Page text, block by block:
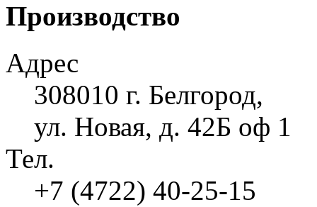
Производство
Адрес
308010 г. Белгород,
ул. Новая, д. 42Б оф 1
Тел.
+7 (4722) 40-25-15